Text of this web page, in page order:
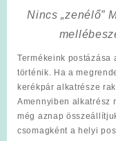
Nincs „zenélő”
Termékeink postázása
történik. Ha a
kerékpár alkatrésze
Amennyiben alkatrész
még aznap
csomagként a helyi